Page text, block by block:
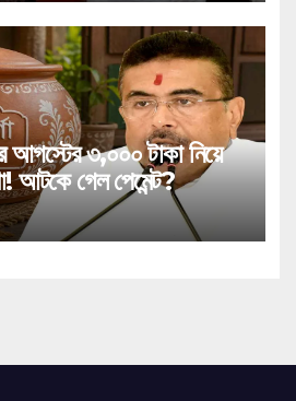
আগস্টের ৩,০০০ টাকা নিয়ে
আটকে গেল পেমেন্ট?